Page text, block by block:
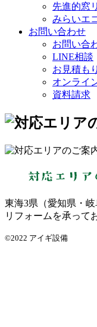
先進的窓
みらいエ
お問い合わせ
お問い合
LINE相談
お見積もり
オンライ
資料請求
東海3県（愛知県・
リフォームを承って
©2022 アイギ設備